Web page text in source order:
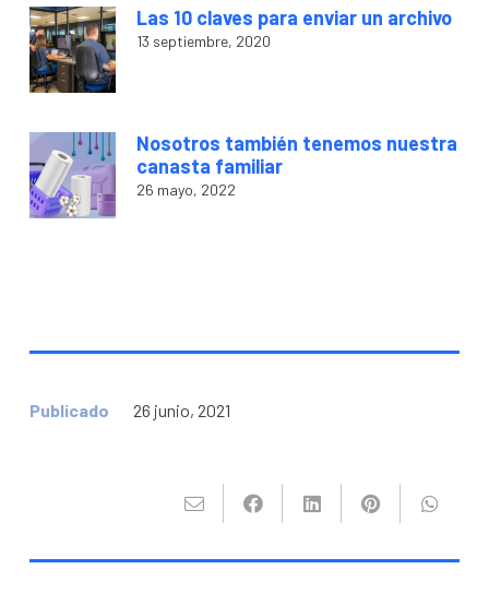
Las 10 claves para enviar un archivo
13 septiembre, 2020
Nosotros también tenemos nuestra
canasta familiar
26 mayo, 2022
Publicado 26 junio, 2021